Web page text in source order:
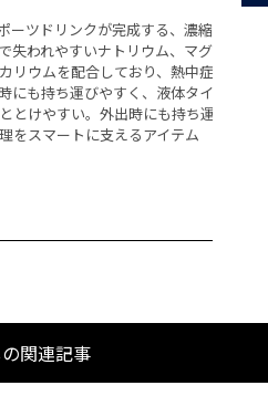
ツドリンクが完成する、濃縮
われやすいナトリウム、マグ
ウムを配合しており、熱中症
も持ち運びやすく、液体タイ
けやすい。外出時にも持ち運
スマートに支えるアイテム
関連記事